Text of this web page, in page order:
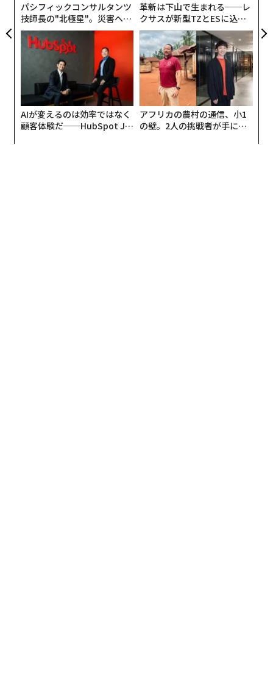
パシフィックコンサルタンツ
技師長の"北極星"。災害への
無力感を乗り越え見つけた、
防災一筋20年の答え
革新は下山で生まれる──レ
クサスが新型TZとESに込め
た「DISCOVER」の哲学
AIが変えるのは効率ではなく
顧客体験だ──HubSpot Ja
アフリカの農村の通信、小1
の壁。2人の挑戦者が手にし